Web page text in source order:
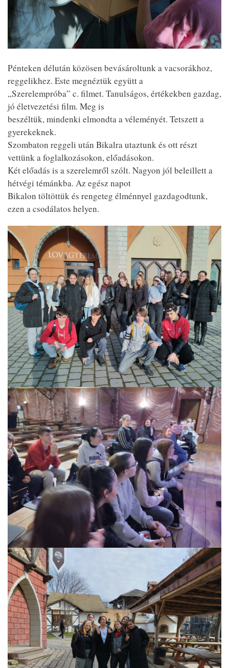
Pénteken délután közösen bevásároltunk a vacsorákhoz,
reggelikhez. Este megnéztük együtt a
„Szerelempróba” c. filmet. Tanulságos, értékekben gazdag,
jó életvezetési film. Meg is
beszéltük, mindenki elmondta a véleményét. Tetszett a
gyerekeknek.
Szombaton reggeli után Bikalra utaztunk és ott részt
vettünk a foglalkozásokon, előadásokon.
Két előadás is a szerelemről szólt. Nagyon jól beleillett a
hétvégi témánkba. Az egész napot
Bikalon töltöttük és rengeteg élménnyel gazdagodtunk,
ezen a csodálatos helyen.